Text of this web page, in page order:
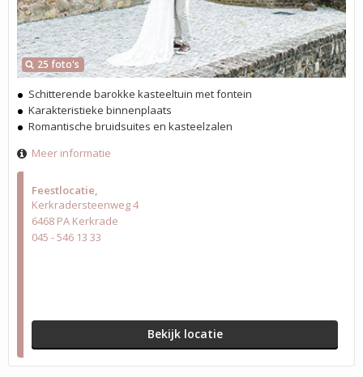
Feestlocatie
Kerkradersteenweg 4
6468 PA Kerkrade
045 - 546 13 33
Bekijk locatie
25 foto's
Schitterende barokke kasteeltuin met fontein
Karakteristieke binnenplaats
Romantische bruidsuites en kasteelzalen
Meer informatie